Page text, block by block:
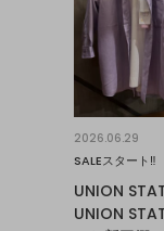
2026.06.29
SALEスタート‼︎
UNION
UNION